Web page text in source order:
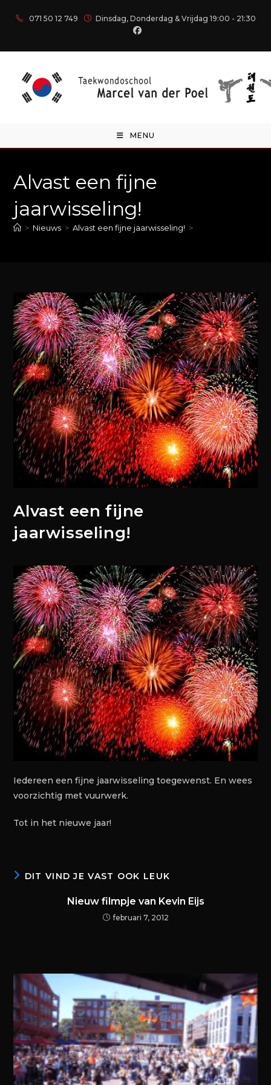
071 50 12 749 Dinsdag, Donderdag & Vrijdag 19:00 - 21:30
MENU
Alvast een fijne
jaarwisseling!
> Nieuws > Alvast een fijne jaarwisseling! >
Alvast een fijne
jaarwisseling!
Iedereen een fijne jaarwisseling toegewenst. En wees
voorzichtig met vuurwerk.
Tot in het nieuwe jaar!
DIT VIND JE VAST OOK LEUK
Nieuw filmpje van Kevin Eijs
februari 7, 2012